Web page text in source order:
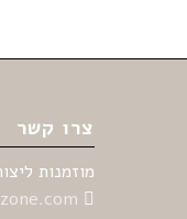
צרו קשר
מוזמנות